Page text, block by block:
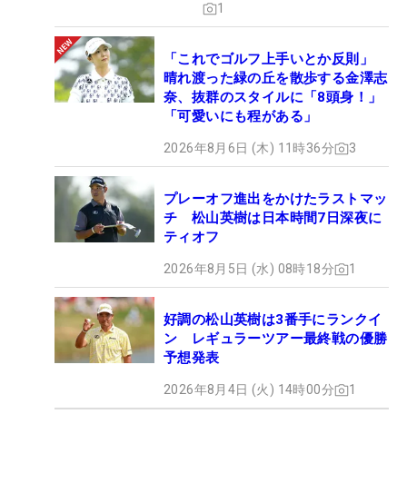
1
「これでゴルフ上手いとか反則」
晴れ渡った緑の丘を散歩する金澤志
奈、抜群のスタイルに「8頭身！」
「可愛いにも程がある」
2026年8月6日 (木) 11時36分 3
プレーオフ進出をかけたラストマッ
チ 松山英樹は日本時間7日深夜に
ティオフ
2026年8月5日 (水) 08時18分 1
好調の松山英樹は3番手にランクイ
ン レギュラーツアー最終戦の優勝
予想発表
2026年8月4日 (火) 14時00分 1